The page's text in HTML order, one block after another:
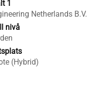
1
Netherlands B.V.
nivå
(Hybrid)